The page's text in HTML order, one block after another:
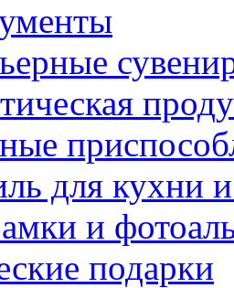
для кухни
и
подарки